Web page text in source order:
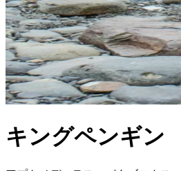
キングペンギン